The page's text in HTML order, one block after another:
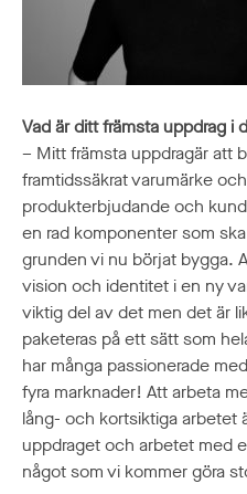
Vad är ditt främsta uppdrag i
– Mitt främsta uppdragär att
framtidssäkrat varumärke
produkterbjudande och
en rad komponenter som
grunden vi nu börjat bygga.
vision och identitet i en ny
viktig del av det men det är
paketeras på ett sätt som
har många passionerade
fyra marknader! Att arbeta
lång- och kortsiktiga arbetet
uppdraget och arbetet med
något som vi kommer göra